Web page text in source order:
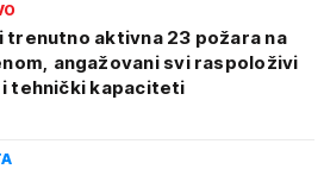
trenutno aktivna 23 požara na
angažovani svi raspoloživi
tehnički kapaciteti